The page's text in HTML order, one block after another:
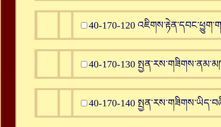
40-170-120
40-170-130
40-170-140